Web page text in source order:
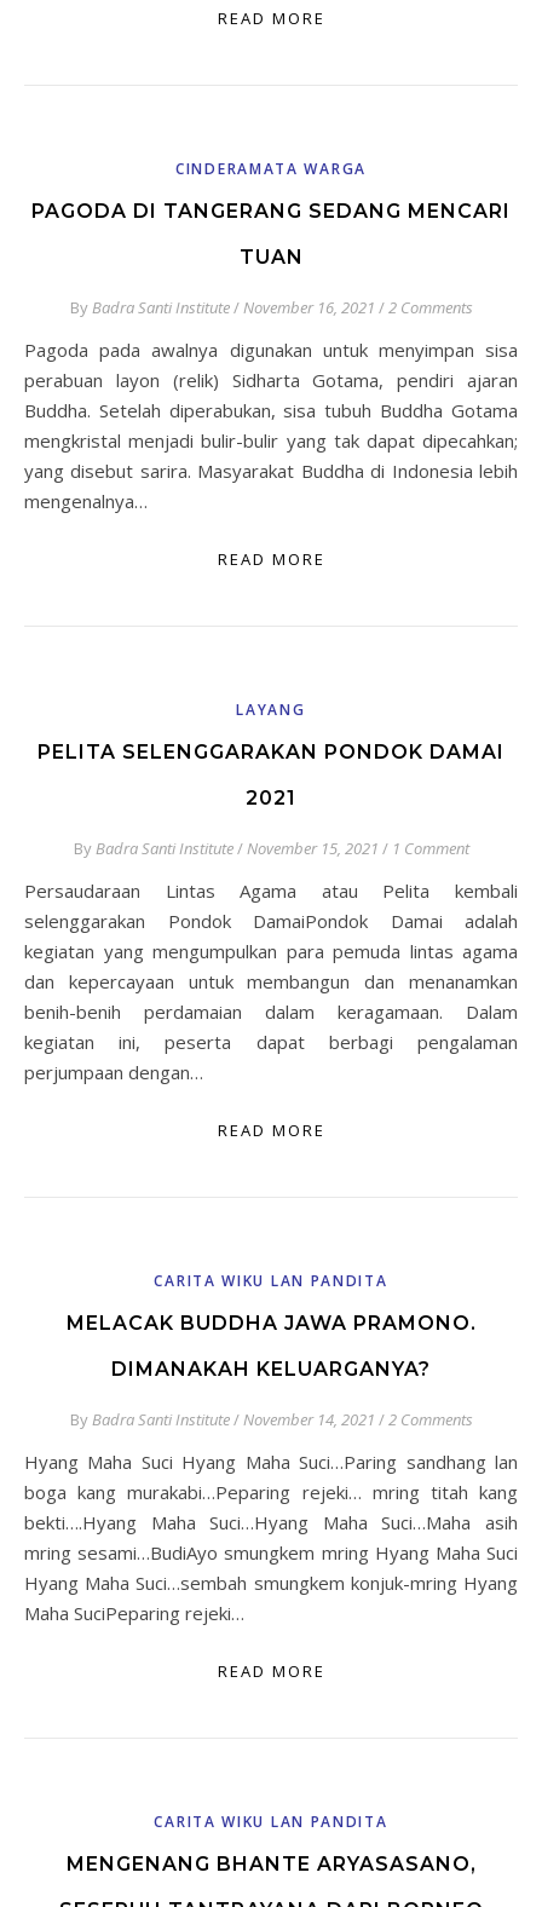
READ MORE
CINDERAMATA WARGA
PAGODA DI TANGERANG SEDANG MENCARI
TUAN
ByBadra Santi Institute/November 16, 2021 /2 Comments
Pagoda pada awalnya digunakan untuk menyimpan sisa
perabuan layon (relik) Sidharta Gotama, pendiri ajaran
Buddha. Setelah diperabukan, sisa tubuh Buddha Gotama
mengkristal menjadi bulir-bulir yang tak dapat dipecahkan;
yang disebut sarira. Masyarakat Buddha di Indonesia lebih
mengenalnya…
READ MORE
LAYANG
PELITA SELENGGARAKAN PONDOK DAMAI
2021
ByBadra Santi Institute/November 15, 2021 / 1 Comment
Persaudaraan Lintas Agama atau Pelita kembali
selenggarakan Pondok DamaiPondok Damai adalah
kegiatan yang mengumpulkan para pemuda lintas agama
dan kepercayaan untuk membangun dan menanamkan
benih-benih perdamaian dalam keragamaan. Dalam
kegiatan ini, peserta dapat berbagi pengalaman
perjumpaan dengan…
READ MORE
CARITA WIKU LAN PANDITA
MELACAK BUDDHA JAWA PRAMONO.
DIMANAKAH KELUARGANYA?
ByBadra Santi Institute/November 14, 2021 /2 Comments
Hyang Maha Suci Hyang Maha Suci…Paring sandhang lan
boga kang murakabi…Peparing rejeki… mring titah kang
bekti….Hyang Maha Suci…Hyang Maha Suci…Maha asih
mring sesami…BudiAyo smungkem mring Hyang Maha Suci
Hyang Maha Suci…sembah smungkem konjuk-mring Hyang
Maha SuciPeparing rejeki…
READ MORE
CARITA WIKU LAN PANDITA
MENGENANG BHANTE ARYASASANO,